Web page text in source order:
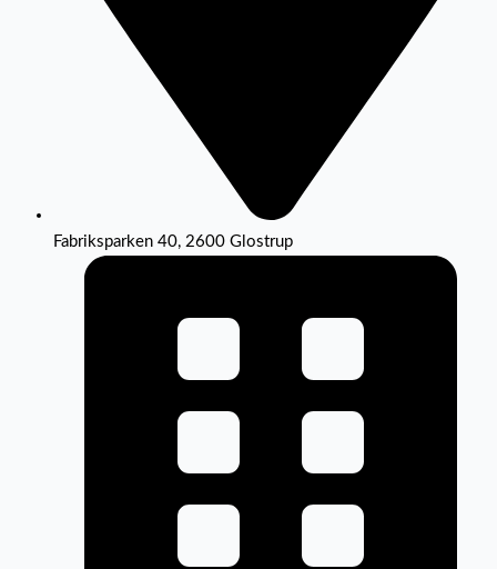
Fabriksparken 40, 2600 Glostrup